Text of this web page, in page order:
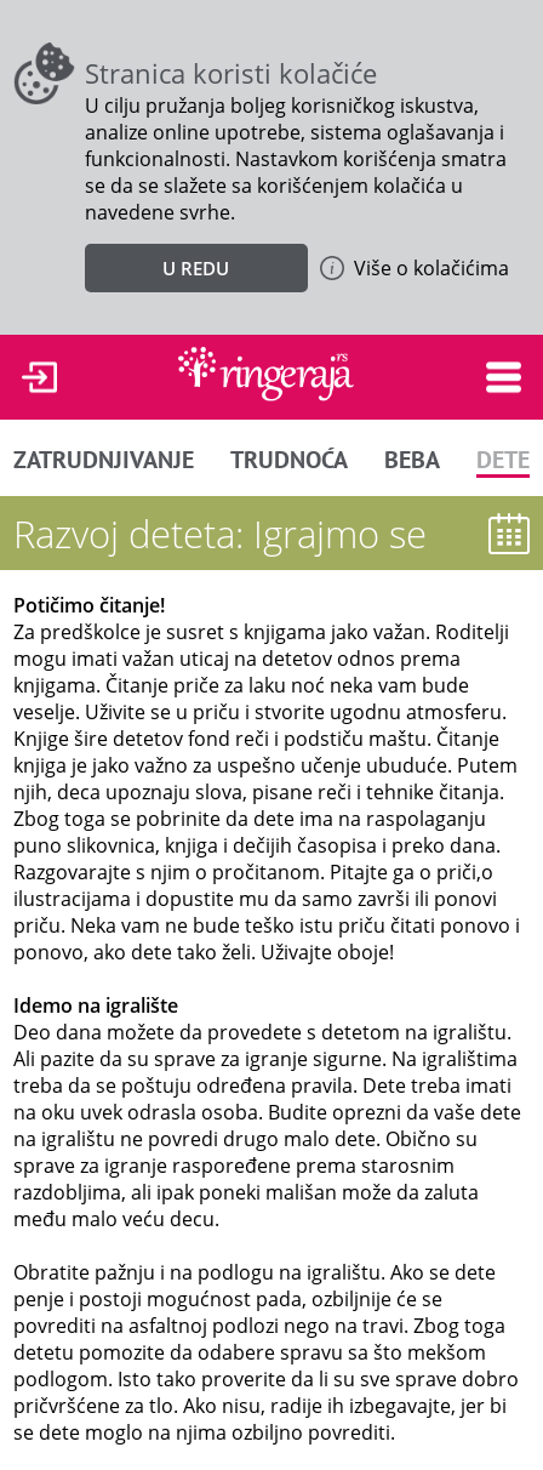
Stranica koristi kolačiće
U cilju pružanja boljeg korisničkog iskustva,
analize online upotrebe, sistema oglašavanja i
funkcionalnosti. Nastavkom korišćenja smatra
se da se slažete sa korišćenjem kolačića u
navedene svrhe.
U REDU Više o kolačićima
ZATRUDNJIVANJE TRUDNOĆA BEBA DETE
Razvoj deteta: Igrajmo se
Potičimo čitanje!
Za predškolce je susret s knjigama jako važan. Roditelji
mogu imati važan uticaj na detetov odnos prema
knjigama. Čitanje priče za laku noć neka vam bude
veselje. Uživite se u priču i stvorite ugodnu atmosferu.
Knjige šire detetov fond reči i podstiču maštu. Čitanje
knjiga je jako važno za uspešno učenje ubuduće. Putem
njih, deca upoznaju slova, pisane reči i tehnike čitanja.
Zbog toga se pobrinite da dete ima na raspolaganju
puno slikovnica, knjiga i dečijih časopisa i preko dana.
Razgovarajte s njim o pročitanom. Pitajte ga o priči,o
ilustracijama i dopustite mu da samo završi ili ponovi
priču. Neka vam ne bude teško istu priču čitati ponovo i
ponovo, ako dete tako želi. Uživajte oboje!
Idemo na igralište
Deo dana možete da provedete s detetom na igralištu.
Ali pazite da su sprave za igranje sigurne. Na igralištima
treba da se poštuju određena pravila. Dete treba imati
na oku uvek odrasla osoba. Budite oprezni da vaše dete
na igralištu ne povredi drugo malo dete. Obično su
sprave za igranje raspoređene prema starosnim
razdobljima, ali ipak poneki mališan može da zaluta
među malo veću decu.
Obratite pažnju i na podlogu na igralištu. Ako se dete
penje i postoji mogućnost pada, ozbiljnije će se
povrediti na asfaltnoj podlozi nego na travi. Zbog toga
detetu pomozite da odabere spravu sa što mekšom
podlogom. Isto tako proverite da li su sve sprave dobro
pričvršćene za tlo. Ako nisu, radije ih izbegavajte, jer bi
se dete moglo na njima ozbiljno povrediti.